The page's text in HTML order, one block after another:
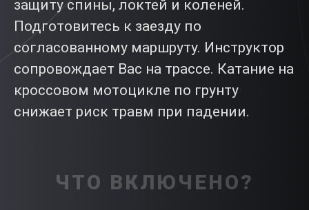
защиту спины, локтей и коленей.
Подготовитесь к заезду по
согласованному маршруту. Инструктор
сопровождает Вас на трассе. Катание на
кроссовом мотоцикле по грунту
снижает риск травм при падении.
ЧТО ВКЛЮЧЕНО?